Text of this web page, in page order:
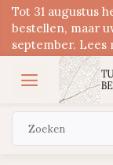
Tot 31 augustus
bestellen, maar
september. Lees